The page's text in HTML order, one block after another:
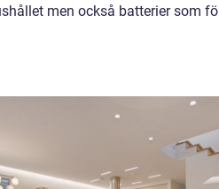
men också batterier som